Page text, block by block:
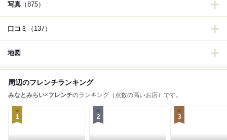
写真 （875）
口コミ （137）
地図
周辺のフレンチランキング
みなとみらい×フレンチのランキング（点数の高いお店）です。
1 2 3